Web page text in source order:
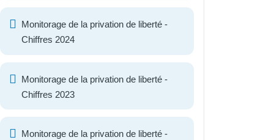
Monitorage de la privation de liberté -
Chiffres 2024
Monitorage de la privation de liberté -
Chiffres 2023
Monitorage de la privation de liberté -